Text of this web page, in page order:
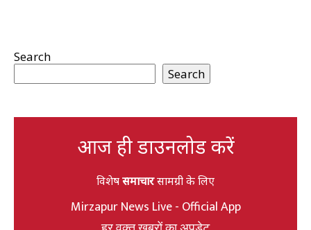
Search
Search
आज ही डाउनलोड करें
विशेषसमाचारसामग्री के लिए
Mirzapur News Live - Official App